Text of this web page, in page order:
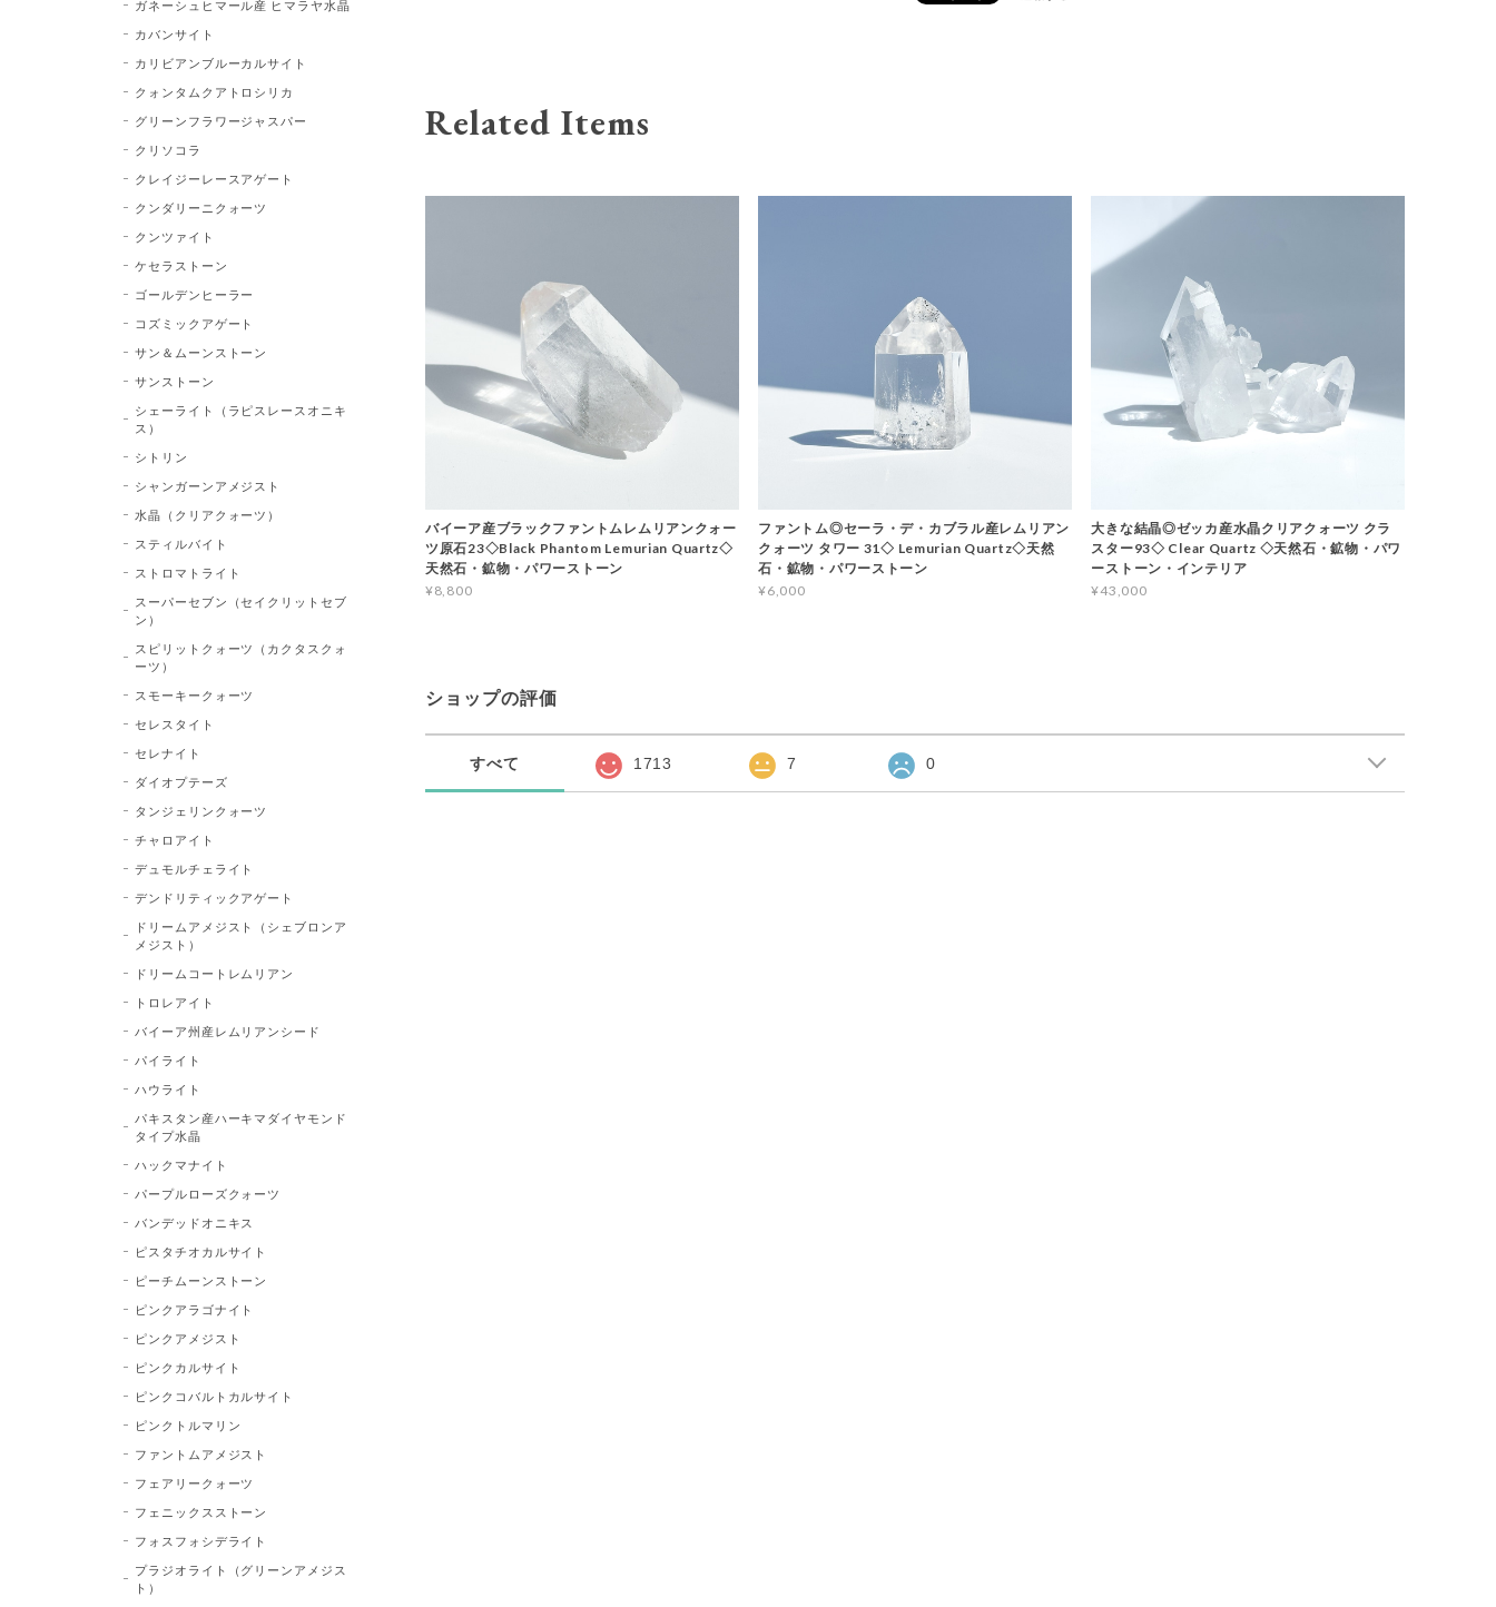
Related Items
バイーア産ブラックファントムレムリアンクォー
ツ原石23◇Black Phantom Lemurian Quartz◇
天然石・鉱物・パワーストーン
¥8,800
ファントム◎セーラ・デ・カブラル産レムリアン
クォーツ タワー 31◇ Lemurian Quartz◇天然
石・鉱物・パワーストーン
¥6,000
大きな結晶◎ゼッカ産水晶クリアクォーツ クラ
スター93◇ Clear Quartz ◇天然石・鉱物・パワ
ーストーン・インテリア
¥43,000
ショップの評価
すべて 1713 7 0
ガネーシュヒマール産 ヒマラヤ水晶
カバンサイト
カリビアンブルーカルサイト
クォンタムクアトロシリカ
グリーンフラワージャスパー
クリソコラ
クレイジーレースアゲート
クンダリーニクォーツ
クンツァイト
ケセラストーン
ゴールデンヒーラー
コズミックアゲート
サン＆ムーンストーン
サンストーン
シェーライト（ラピスレースオニキ
ス）
シトリン
シャンガーンアメジスト
水晶（クリアクォーツ）
スティルバイト
ストロマトライト
スーパーセブン（セイクリットセブ
ン）
スピリットクォーツ（カクタスクォ
ーツ）
スモーキークォーツ
セレスタイト
セレナイト
ダイオプテーズ
タンジェリンクォーツ
チャロアイト
デュモルチェライト
デンドリティックアゲート
ドリームアメジスト（シェブロンア
メジスト）
ドリームコートレムリアン
トロレアイト
バイーア州産レムリアンシード
パイライト
ハウライト
パキスタン産ハーキマダイヤモンド
タイプ水晶
ハックマナイト
パープルローズクォーツ
バンデッドオニキス
ピスタチオカルサイト
ピーチムーンストーン
ピンクアラゴナイト
ピンクアメジスト
ピンクカルサイト
ピンクコバルトカルサイト
ピンクトルマリン
ファントムアメジスト
フェアリークォーツ
フェニックスストーン
フォスフォシデライト
プラジオライト（グリーンアメジス
ト）